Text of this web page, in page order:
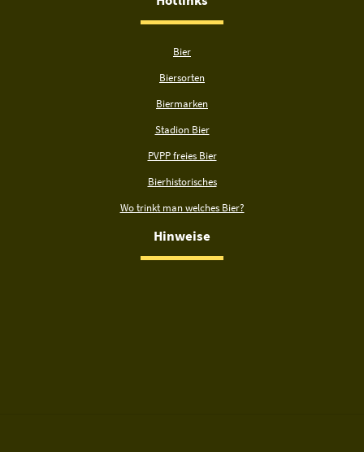
Bier
Biersorten
Biermarken
Stadion Bier
PVPP freies Bier
Bierhistorisches
Wo trinkt man welches Bier?
Hinweise